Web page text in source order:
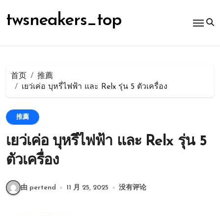
容
twsneakers_top
首页
推薦
เยว่เค่อ บุหรี่ไฟฟ้า และ Relx รุ่น 5 ตัวเครื่อง
推薦
เยว่เค่อ บุหรี่ไฟฟ้า และ Relx รุ่น 5
ตัวเครื่อง
由 pertend 11 月 25, 2025 没有评论